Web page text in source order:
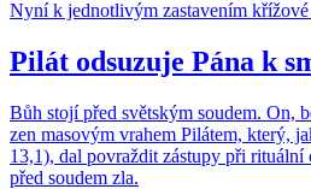
Nyní k jed­not­li­vým za­sta­ve­ním kří­žo­vé
Pilát od­su­zu­je Pána k
Bůh stojí před svět­ským sou­dem. On,
zen ma­so­vým vra­hem Pi­lá­tem, který,
13,1), dal po­vraž­dit zá­stu­py při
před sou­dem zla.